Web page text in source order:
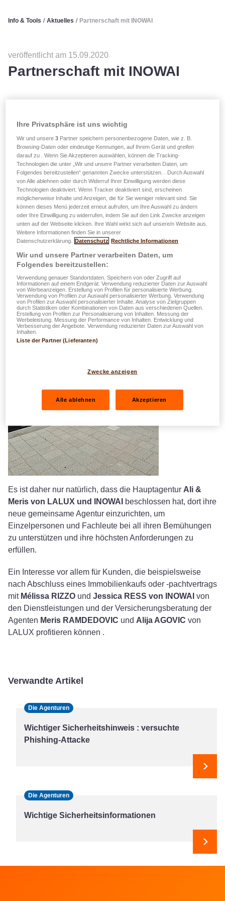
Info & Tools / Aktuelles / Partnerschaft mit INOWAI
veröffentlicht am 15.09.2020
Partnerschaft mit INOWAI
INOWAI undLALUX, der hinsichtlich der
Kundenzufriedenheit bevorzugte Versicherer mit dem
größten Netzwerk von Vertretern im Großherzogtum,
haben beschlossen, ihre Stärken und ihr Fachwissen in
einer neuengemeinsamen Agentur in Belvalzu
kombinieren.
Seit der Entwicklung dieses neuen Stadtteils, der eine
Reihe vielfältiger Aktivitäten, Unterbringungs- und
Freizeitaktivitäten sowie die Präsenz der Universität bietet,
hat sich Belval als wesentliche Handelsstadt in
Luxemburg etabliert.
Es ist daher nur natürlich, dass die Hauptagentur Ali &
Meris von LALUX und INOWAI
beschlossen hat, dort ihre
neue gemeinsame Agentur einzurichten, um
Einzelpersonen und Fachleute bei all ihren Bemühungen
zu unterstützen und ihre höchsten Anforderungen zu
erfüllen.
Ein Interesse vor allem für Kunden, die beispielsweise
nach Abschluss eines Immobilienkaufs oder -pachtvertrags
mit Mélissa RIZZO und Jessica RESS von INOWAI von
den Dienstleistungen und der Versicherungsberatung der
Agenten Meris RAMDEDOVIC und Alija AGOVIC von
LALUX profitieren können .
Verwandte Artikel
Die Agenturen
Wichtiger Sicherheitshinweis : versuchte
Phishing-Attacke
Die Agenturen
Wichtige Sicherheitsinformationen
Ihre Privatsphäre ist uns wichtig
Wir und unsere3 Partner speichern personenbezogene Daten, wie z. B.
Browsing-Daten oder eindeutige Kennungen, auf Ihrem Gerät und greifen
darauf zu . Wenn Sie Akzeptieren auswählen, können die Tracking-
Technologien die unter „Wir und unsere Partner verarbeiten Daten, um
Folgendes bereitzustellen“ genannten Zwecke unterstützen. . Durch Auswahl
von Alle ablehnen oder durch Widerruf Ihrer Einwilligung werden diese
Technologien deaktiviert. Wenn Tracker deaktiviert sind, erscheinen
möglicherweise Inhalte und Anzeigen, die für Sie weniger relevant sind. Sie
können dieses Menü jederzeit erneut aufrufen, um Ihre Auswahl zu ändern
oder Ihre Einwilligung zu widerrufen, indem Sie auf den Link Zwecke anzeigen
unten auf der Webseite klicken. Ihre Wahl wirkt sich auf unsere/n Website aus.
Weitere Informationen finden Sie in unserer
Datenschutzerklärung.
Datenschutz Rechtliche Informationen
Wir und unsere Partner verarbeiten Daten, um
Folgendes bereitzustellen:
Verwendung genauer Standortdaten. Speichern von oder Zugriff auf
Informationen auf einem Endgerät. Verwendung reduzierter Daten zur Auswahl
von Werbeanzeigen. Erstellung von Profilen für personalisierte Werbung.
Verwendung von Profilen zur Auswahl personalisierter Werbung. Verwendung
von Profilen zur Auswahl personalisierter Inhalte. Analyse von Zielgruppen
durch Statistiken oder Kombinationen von Daten aus verschiedenen Quellen.
Erstellung von Profilen zur Personalisierung von Inhalten. Messung der
Werbeleistung. Messung der Performance von Inhalten. Entwicklung und
Verbesserung der Angebote. Verwendung reduzierter Daten zur Auswahl von
Inhalten.
Liste der Partner (Lieferanten)
Zwecke anzeigen
Alle ablehnen Akzeptieren